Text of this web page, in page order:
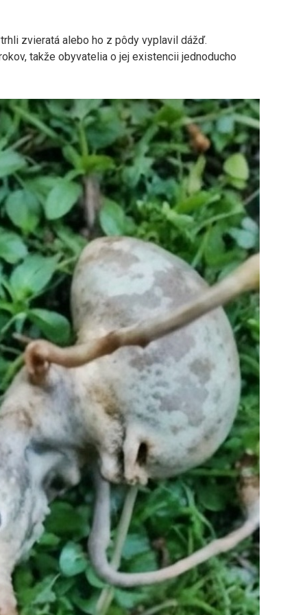
zvieratá alebo ho z pôdy vyplavil dážď.
takže obyvatelia o jej existencii jednoducho